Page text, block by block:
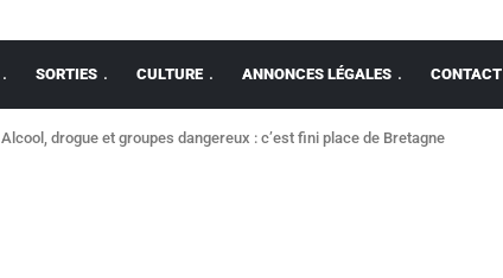
SORTIES CULTURE ANNONCES LÉGALES CONTACT
Alcool, drogue et groupes dangereux : c’est fini place de Bretagne